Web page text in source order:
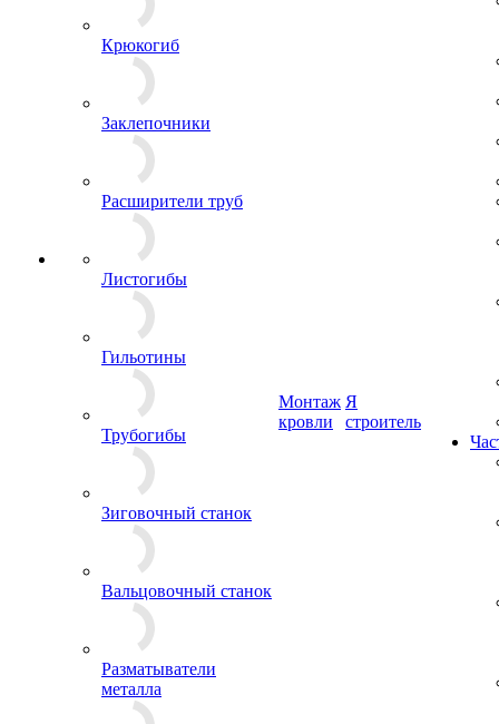
Крюкогиб
Заклепочники
Расширители труб
Листогибы
Гильотины
Трубогибы
Зиговочный станок
Вальцовочный станок
Разматыватели
металла
Монтаж
кровли
Я
строитель